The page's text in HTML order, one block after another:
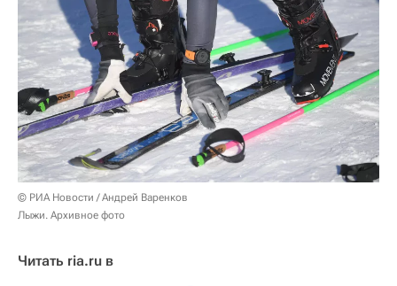
© РИА Новости / Андрей Варенков
Лыжи. Архивное фото
Читать ria.ru в